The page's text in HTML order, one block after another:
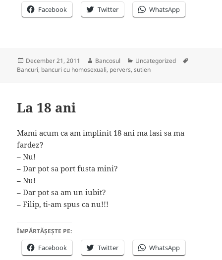
Facebook Twitter WhatsApp
Posted
on
December 21, 2011 Author
Bancosul Categories
Uncategorized
Bancuri, bancuri cu homosexuali, pervers,sutien
La 18 ani
Mami acum ca am implinit 18 ani ma lasi sa ma
fardez?
– Nu!
– Dar pot sa port fusta mini?
– Nu!
– Dar pot sa am un iubit?
– Filip, ti-am spus ca nu!!!
ÎMPĂRTĂȘEȘTE PE:
Facebook Twitter WhatsApp